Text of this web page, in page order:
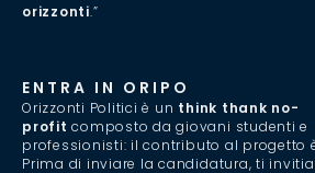
orizzonti.”
ENTRA IN ORIPO
Orizzonti Politici è un think thank no-
profit composto da giovani studenti e
professionisti: il contributo al progetto
Prima di inviare la candidatura, ti